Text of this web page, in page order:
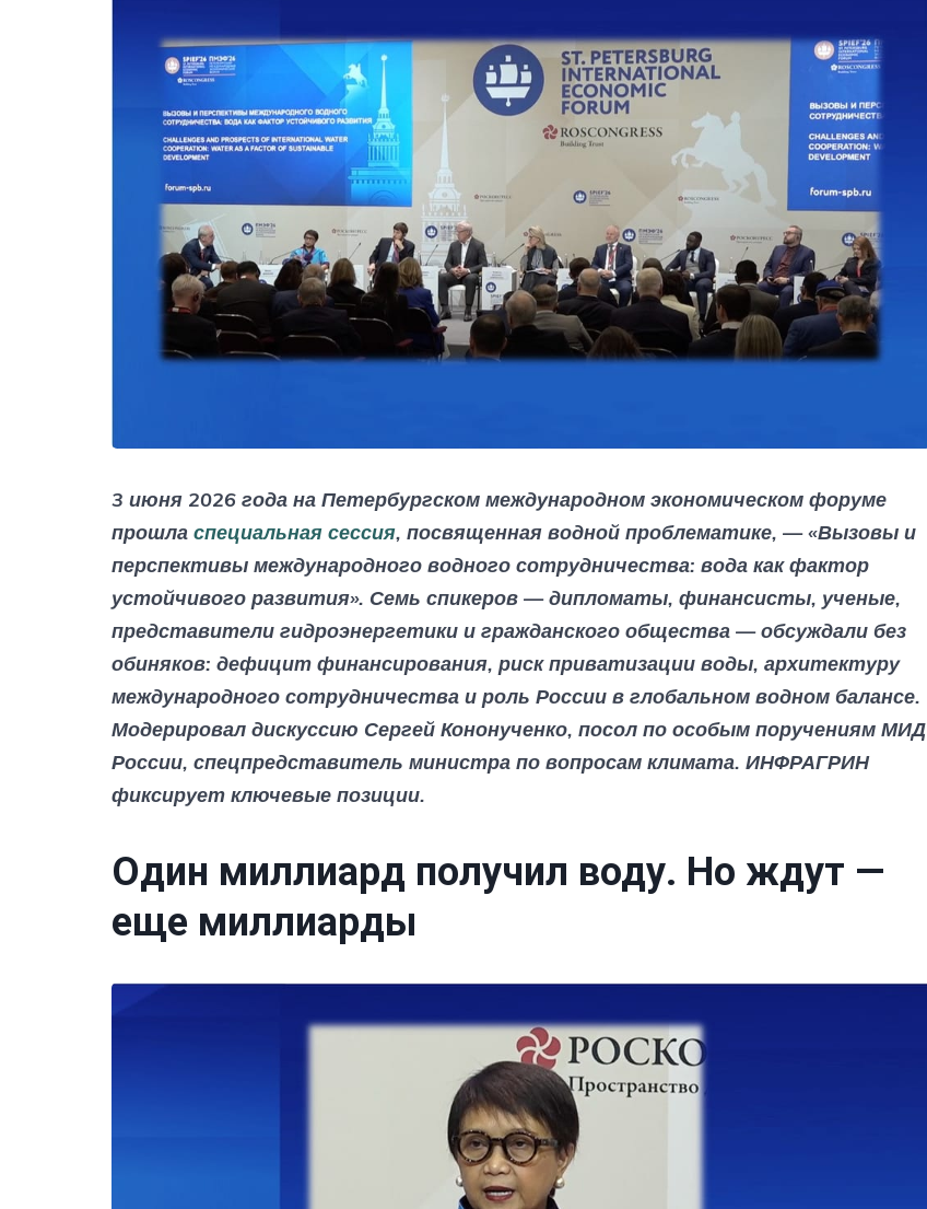
3 июня 2026 года на Петербургском международном экономическом форуме
прошла специальная сессия, посвященная водной проблематике, — «Вызовы и
перспективы международного водного сотрудничества: вода как фактор
устойчивого развития». Семь спикеров — дипломаты, финансисты, ученые,
представители гидроэнергетики и гражданского общества — обсуждали без
обиняков: дефицит финансирования, риск приватизации воды, архитектуру
международного сотрудничества и роль России в глобальном водном балансе.
Модерировал дискуссию Сергей Кононученко, посол по особым поручениям МИД
России, спецпредставитель министра по вопросам климата. ИНФРАГРИН
фиксирует ключевые позиции.
Один миллиард получил воду. Но ждут —
еще миллиарды